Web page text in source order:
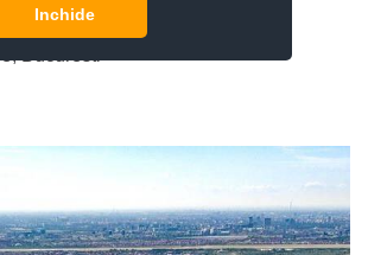
Inchide
Sector 1 Bucuresti